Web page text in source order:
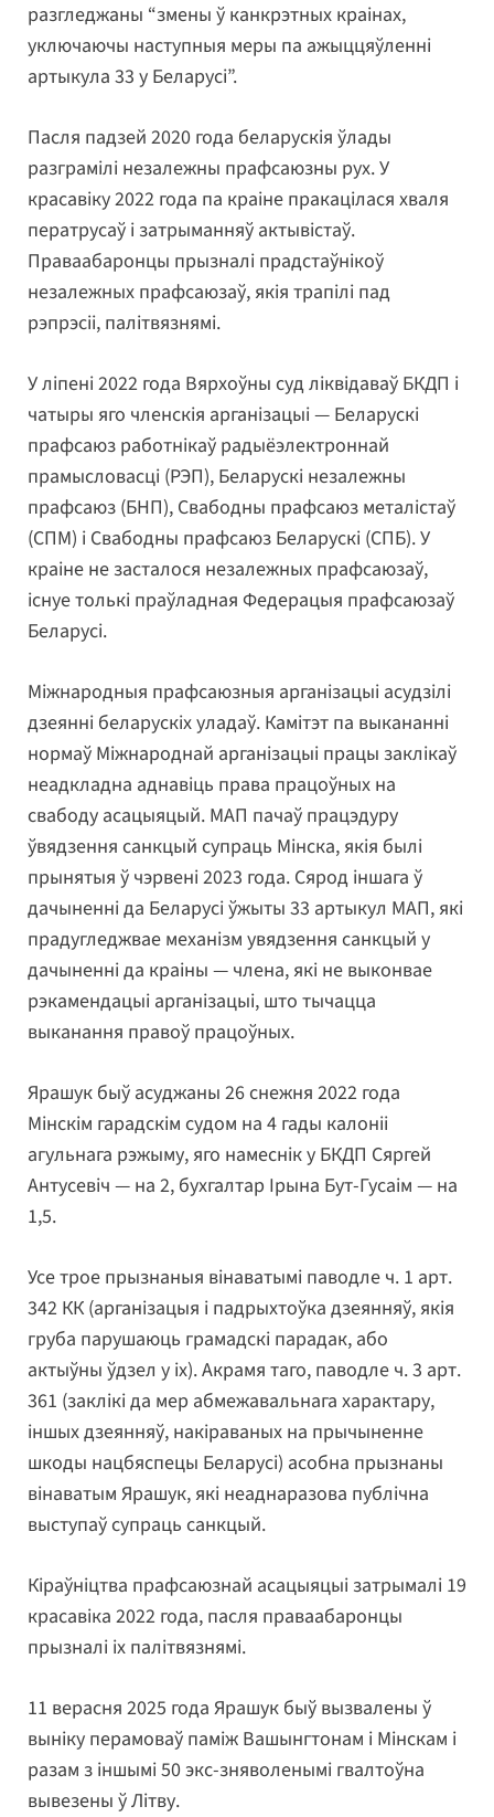
разгледжаны “змены ў канкрэтных краінах,
уключаючы наступныя меры па ажыццяўленні
артыкула 33 у Беларусі”.
Пасля падзей 2020 года беларускія ўлады
разграмілі незалежны прафсаюзны рух. У
красавіку 2022 года па краіне пракацілася хваля
ператрусаў і затрыманняў актывістаў.
Праваабаронцы прызналі прадстаўнікоў
незалежных прафсаюзаў, якія трапілі пад
рэпрэсіі, палітвязнямі.
У ліпені 2022 года Вярхоўны суд ліквідаваў БКДП і
чатыры яго членскія арганізацыі — Беларускі
прафсаюз работнікаў радыёэлектроннай
прамысловасці (РЭП), Беларускі незалежны
прафсаюз (БНП), Свабодны прафсаюз металістаў
(СПМ) і Свабодны прафсаюз Беларускі (СПБ). У
краіне не засталося незалежных прафсаюзаў,
існуе толькі праўладная Федерацыя прафсаюзаў
Беларусі.
Міжнародныя прафсаюзныя арганізацыі асудзілі
дзеянні беларускіх уладаў. Камітэт па выкананні
нормаў Міжнароднай арганізацыі працы заклікаў
неадкладна аднавіць права працоўных на
свабоду асацыяцый. МАП пачаў працэдуру
ўвядзення санкцый супраць Мінска, якія былі
прынятыя ў чэрвені 2023 года. Сярод іншага ў
дачыненні да Беларусі ўжыты 33 артыкул МАП, які
прадугледжвае механізм увядзення санкцый у
дачыненні да краіны — члена, які не выконвае
рэкамендацыі арганізацыі, што тычацца
выканання правоў працоўных.
Ярашук быў асуджаны 26 снежня 2022 года
Мінскім гарадскім судом на 4 гады калоніі
агульнага рэжыму, яго намеснік у БКДП Сяргей
Антусевіч — на 2, бухгалтар Ірына Бут-Гусаім — на
1,5.
Усе трое прызнаныя вінаватымі паводле ч. 1 арт.
342 КК (арганізацыя і падрыхтоўка дзеянняў, якія
груба парушаюць грамадскі парадак, або
актыўны ўдзел у іх). Акрамя таго, паводле ч. 3 арт.
361 (заклікі да мер абмежавальнага характару,
іншых дзеянняў, накіраваных на прычыненне
шкоды нацбяспецы Беларусі) асобна прызнаны
вінаватым Ярашук, які неаднаразова публічна
выступаў супраць санкцый.
Кіраўніцтва прафсаюзнай асацыяцыі затрымалі 19
красавіка 2022 года, пасля праваабаронцы
прызналі іх палітвязнямі.
11 верасня 2025 года Ярашук быў вызвалены ў
выніку перамоваў паміж Вашынгтонам і Мінскам і
разам з іншымі 50 экс-зняволенымі гвалтоўна
вывезены ў Літву.